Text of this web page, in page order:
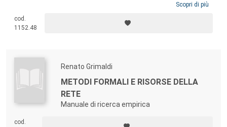
per la formazione di educatori con competenze
all’empowerment personale e sociale. Il volume rendiconta gli esiti di
questo itinerario, rivolgendosi agli studenti e ai docenti dei Corsi di
e filosofico interessati alla formazione delle professioni educative.
Scopri di più
cod.
1152.48
Renato Grimaldi
METODI FORMALI E RISORSE DELLA
RETE
Manuale di ricerca empirica
cod.